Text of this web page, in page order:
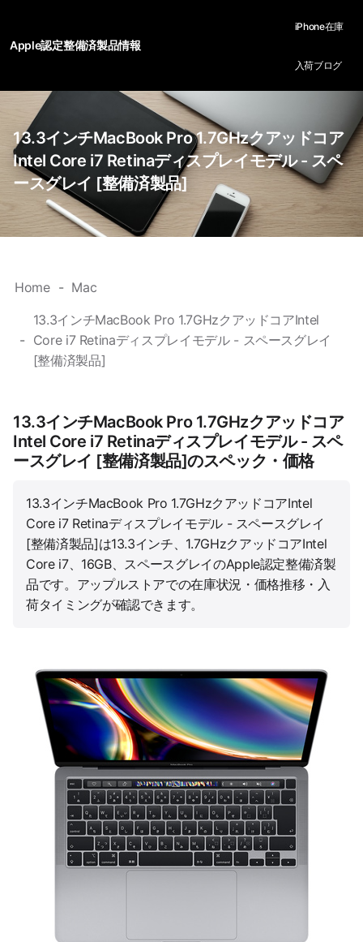
Apple認定整備済製品情報
iPhone在庫
入荷ブログ
13.3インチMacBook Pro 1.7GHzクアッドコア
Intel Core i7 Retinaディスプレイモデル - スペ
ースグレイ [整備済製品]
Home Mac
13.3インチMacBook Pro 1.7GHzクアッドコアIntel
Core i7 Retinaディスプレイモデル - スペースグレイ
[整備済製品]
13.3インチMacBook Pro 1.7GHzクアッドコア
Intel Core i7 Retinaディスプレイモデル - スペ
ースグレイ [整備済製品]のスペック・価格
13.3インチMacBook Pro 1.7GHzクアッドコアIntel
Core i7 Retinaディスプレイモデル - スペースグレイ
[整備済製品]は13.3インチ、1.7GHzクアッドコアIntel
Core i7、16GB、スペースグレイのApple認定整備済製
品です。アップルストアでの在庫状況・価格推移・入
荷タイミングが確認できます。